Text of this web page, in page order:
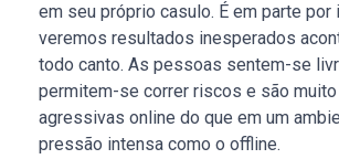
em seu próprio casulo. É em parte por
veremos resultados inesperados
todo canto. As pessoas sentem-se
permitem-se correr riscos e são
agressivas online do que em um
pressão intensa como o offline.